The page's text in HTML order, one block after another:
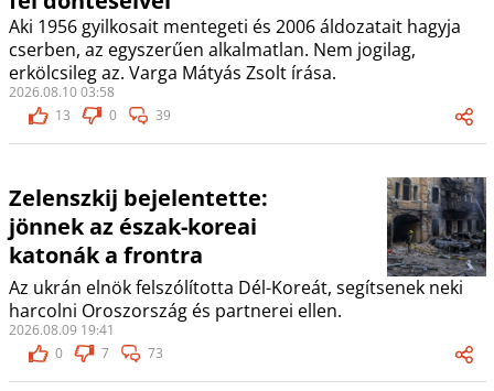
Aki 1956 gyilkosait mentegeti és 2006 áldozatait hagyja
cserben, az egyszerűen alkalmatlan. Nem jogilag,
erkölcsileg az. Varga Mátyás Zsolt írása.
2026.08.10 03:58
13
0 39
Zelenszkij bejelentette:
jönnek az észak-koreai
katonák a frontra
Az ukrán elnök felszólította Dél-Koreát, segítsenek neki
harcolni Oroszország és partnerei ellen.
2026.08.09 19:41
0
7 73